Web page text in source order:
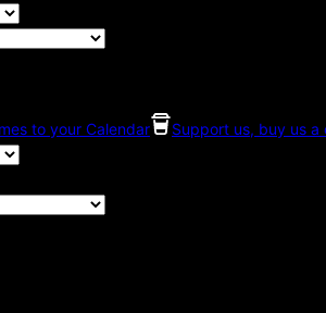
to your Calendar
Support us, buy us a